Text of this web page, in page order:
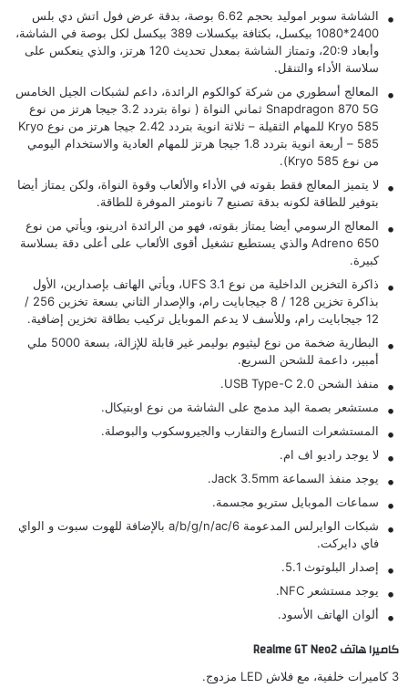
الشاشة سوبر اموليد بحجم 6.62 بوصة، بدقة عرض فول اتش دي بلس
2400*1080 بيكسل، بكثافة بيكسلات 389 بيكسل لكل بوصة في الشاشة،
وأبعاد 20:9، وتمتاز الشاشة بمعدل تحديث 120 هرتز، والذي ينعكس على
سلاسة الأداء والتنقل.
المعالج أسطوري من شركة كوالكوم الرائدة، داعم لشبكات الجيل الخامس
Snapdragon 870 5G ثماني النواة ( نواة بتردد 3.2 جيجا هرتز من نوع
Kryo 585 للمهام الثقيلة – ثلاثة انوية بتردد 2.42 جيجا هرتز من نوع Kryo
585 – أربعة انوية بتردد 1.8 جيجا هرتز للمهام العادية والاستخدام اليومي
من نوع Kryo 585).
لا يتميز المعالج فقط بقوته في الأداء والألعاب وقوة النواة، ولكن يمتاز أيضا
بتوفير للطاقة لكونه بدقة تصنيع 7 نانومتر الموفرة للطاقة.
المعالج الرسومي أيضا يمتاز بقوته، فهو من الرائدة ادرينو، ويأتي من نوع
Adreno 650 والذي يستطيع تشغيل أقوى الألعاب على أعلى دقة بسلاسة
كبيرة.
ذاكرة التخزين الداخلية من نوع UFS 3.1، ويأتي الهاتف بإصدارين، الأول
بذاكرة تخزين 128 / 8 جيجابايت رام، والإصدار الثاني بسعة تخزين 256 /
12 جيجابايت رام، وللأسف لا يدعم الموبايل تركيب بطاقة تخزين إضافية.
البطارية ضخمة من نوع ليثيوم بوليمر غير قابلة للإزالة، بسعة 5000 ملي
أمبير، داعمة للشحن السريع.
منفذ الشحن USB Type-C 2.0.
مستشعر بصمة اليد مدمج على الشاشة من نوع اوبتيكال.
المستشعرات التسارع والتقارب والجيروسكوب والبوصلة.
لا يوجد راديو اف ام.
يوجد منفذ السماعة Jack 3.5mm.
سماعات الموبايل ستريو مجسمة.
شبكات الوايرلس المدعومة a/b/g/n/ac/6 بالإضافة للهوت سبوت و الواي
فاي دايركت.
إصدار البلوتوث 5.1.
يوجد مستشعر NFC.
ألوان الهاتف الأسود.
كاميرا هاتف Realme GT Neo2
3 كاميرات خلفية، مع فلاش LED مزدوج.